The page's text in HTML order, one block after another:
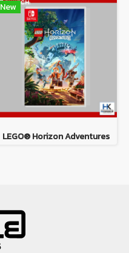
New
LEGO® Horizon Adventures